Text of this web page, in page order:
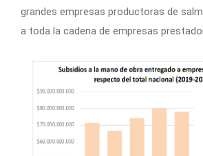
grandes empresas productoras de
a toda la cadena de empresas